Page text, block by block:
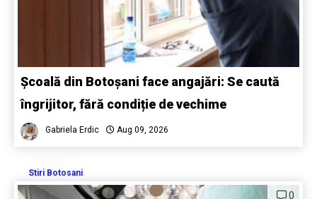
Școală din Botoșani face angajări: Se caută
îngrijitor, fără condiție de vechime
Gabriela Erdic Aug 09, 2026
Stiri Botosani
0